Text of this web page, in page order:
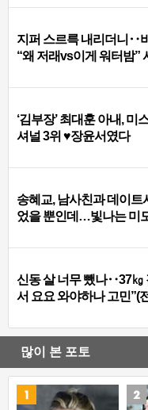
지퍼 스르륵 내리더니‥
“왜 저래vs이게 워터밤”
‘김부장’ 최대훈 아내, 미
셔널 3위 ♥장윤서였다
송혜교, 남사친과 데이트
었을 뿐인데…빛나는 미
신동 살 너무 뺐나‥37㎏
서 요요 와야하나 고민”(
많이 본 포토